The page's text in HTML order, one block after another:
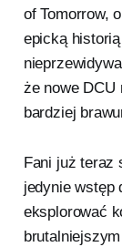
of Tomorrow,
epicką
że nowe DCU
bardziej
Fani już teraz
jedynie wstęp
eksplorować